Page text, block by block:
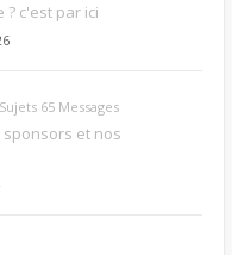
c'est par ici
65 Messages
et nos